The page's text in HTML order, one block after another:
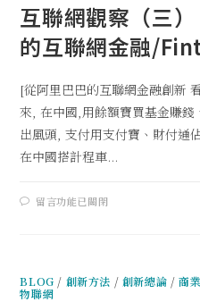
互聯網觀察（三
的互聯網金融/
[從阿里巴巴的互聯網金融創新
來, 在中國,用餘額寶買基金賺
出風頭, 支付用支付寶、財付通
在中國搭計程車...
留言功能已關閉
BLOG / 創新方法 / 創新總論 /商
物聯網